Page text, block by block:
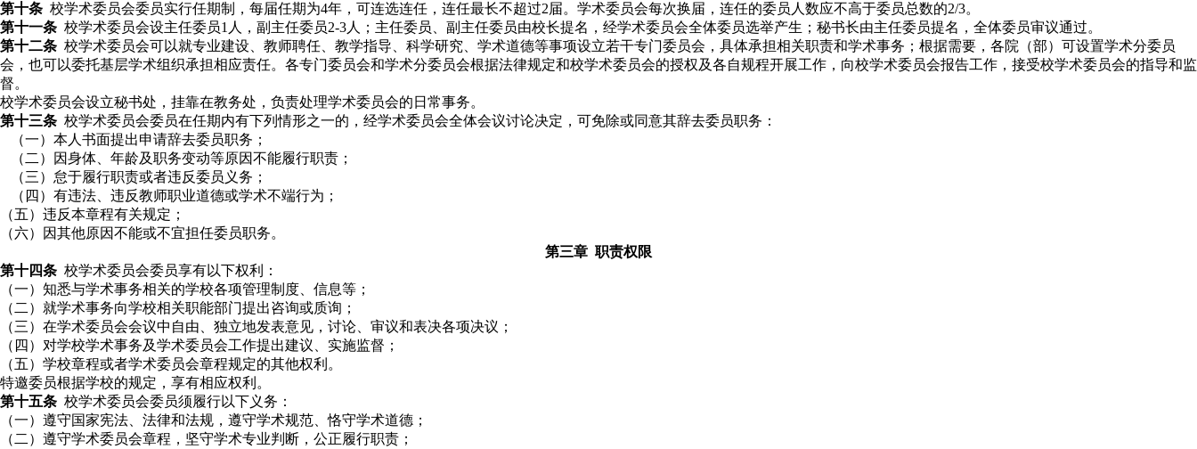
第十条 校学术委员会委员实行任期制，每届任期为4年，可连选连任，连任最长不超过2届。学术委员会每次换届，连任的委员人数应不高于委员总数的2/3。
第十一条 校学术委员会设主任委员1人，副主任委员2-3人；主任委员、副主任委员由校长提名，经学术委员会全体委员选举产生；秘书长由主任委员提名，全体委员审议通过。
第十二条 校学术委员会可以就专业建设、教师聘任、教学指导、科学研究、学术道德等事项设立若干专门委员会，具体承担相关职责和学术事务；根据需要，各院（部）可设置学术分委员
会，也可以委托基层学术组织承担相应责任。各专门委员会和学术分委员会根据法律规定和校学术委员会的授权及各自规程开展工作，向校学术委员会报告工作，接受校学术委员会的指导和监
督。
校学术委员会设立秘书处，挂靠在教务处，负责处理学术委员会的日常事务。
第十三条 校学术委员会委员在任期内有下列情形之一的， 经学术委员会全体会议讨论决定，可免除或同意其辞去委员职务：
（一）本人书面提出申请辞去委员职务；
（二）因身体、年龄及职务变动等原因不能履行职责；
（三）怠于履行职责或者违反委员义务；
（四）有违法、违反教师职业道德或学术不端行为；
（五）违反本章程有关规定；
（六）因其他原因不能或不宜担任委员职务。
第三章 职责权限
第十四条 校学术委员会委员享有以下权利：
（一） 知悉与学术事务相关的学校各项管理制度、信息等；
（二） 就学术事务向学校相关职能部门提出咨询或质询；
（三） 在学术委员会会议中自由、独立地发表意见，讨论、审议和表决各项决议；
（四）对学校学术事务及学术委员会工作提出建议、实施监督；
（五）学校章程或者学术委员会章程规定的其他权利。
特邀委员根据学校的规定，享有相应权利。
第十五条 校学术委员会委员须履行以下义务：
（一）遵守国家宪法、法律和法规，遵守学术规范、恪守学术道德；
（二）遵守学术委员会章程，坚守学术专业判断，公正履行职责；